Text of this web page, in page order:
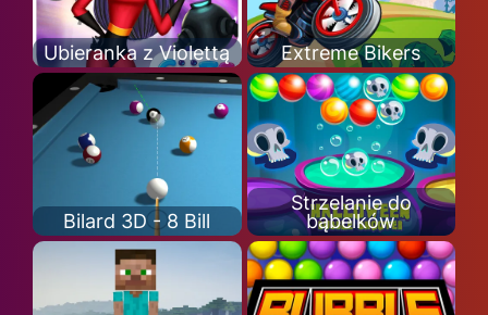
Ubieranka z Violettą Extreme Bikers
Bilard 3D - 8 Bill
Strzelanie do
bąbelków